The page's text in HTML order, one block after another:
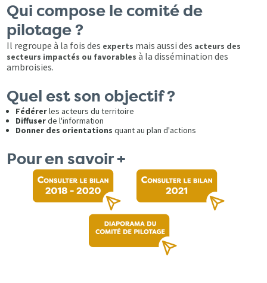
Qui compose le comité de
pilotage ?
Il regroupe à la fois des experts mais aussi des acteurs des
secteurs impactés ou favorables à la dissémination des
ambroisies.
Quel est son objectif ?
Fédérerles acteurs du territoire
Diffuserde l'information
Donner des orientations quant au plan d'actions
Pour en savoir +